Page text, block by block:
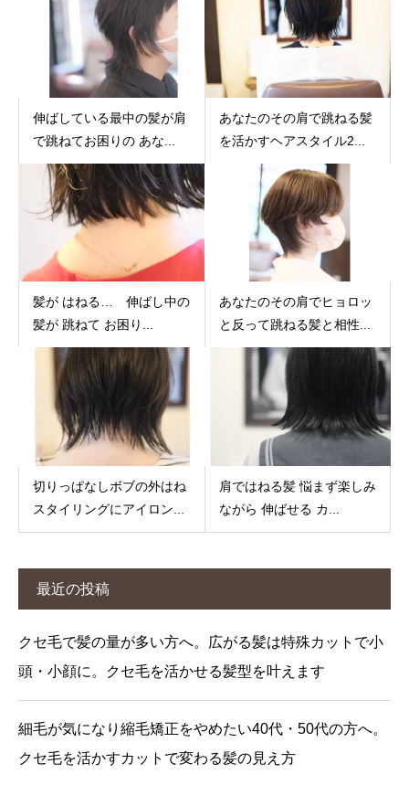
伸ばしている最中の髪が肩
で跳ねてお困りの あな...
あなたのその肩で跳ねる髪
を活かすヘアスタイル2...
髪が はねる… 伸ばし中の
髪が 跳ねて お困り...
あなたのその肩でヒョロッ
と反って跳ねる髪と相性...
切りっぱなしボブの外はね
スタイリングにアイロン...
肩ではねる髪 悩まず楽しみ
ながら 伸ばせる カ...
最近の投稿
クセ毛で髪の量が多い方へ。広がる髪は特殊カットで小
頭・小顔に。クセ毛を活かせる髪型を叶えます
細毛が気になり縮毛矯正をやめたい40代・50代の方へ。
クセ毛を活かすカットで変わる髪の見え方